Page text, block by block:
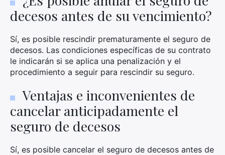
decesos antes de su vencimiento?
Sí, es posible rescindir prematuramente el seguro de
decesos. Las condiciones específicas de su contrato
le indicarán si se aplica una penalización y el
procedimiento a seguir para rescindir su seguro.
Ventajas e inconvenientes de
cancelar anticipadamente el
seguro de decesos
Sí, es posible cancelar el seguro de decesos antes de
×
Busca: